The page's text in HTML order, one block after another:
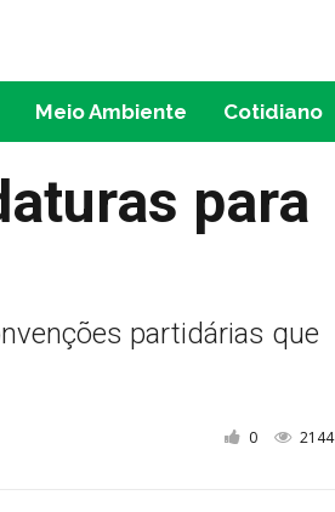
Meio Ambiente Cotidiano
para
partidárias que
0 2144